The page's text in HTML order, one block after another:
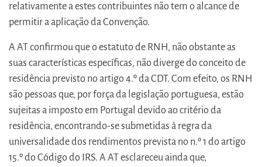
relativamente a estes contribuintes não tem o alcance de
permitir a aplicação da Convenção.
A AT confirmou que o estatuto de RNH, não obstante as
suas características específicas, não diverge do conceito de
residência previsto no artigo 4.º da CDT. Com efeito, os RNH
são pessoas que, por força da legislação portuguesa, estão
sujeitas a imposto em Portugal devido ao critério da
residência, encontrando-se submetidas à regra da
universalidade dos rendimentos prevista no n.º 1 do artigo
15.º do Código do IRS. A AT esclareceu ainda que,